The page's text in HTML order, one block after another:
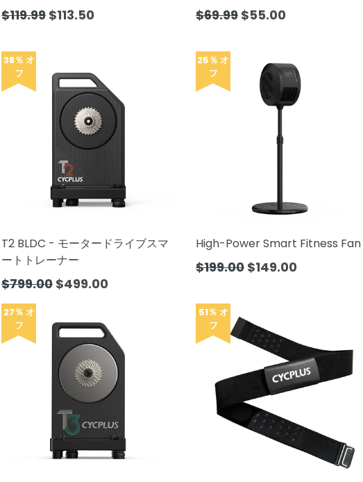
通
格
$119.99 $113.50
通
格
$69.99 $55.00
38％ オ
フ
T2 BLDC - モータードライブスマ
ートトレーナー
通
価
$799.00 $499.00
25％ オ
フ
High-Power Smart Fitness Fan
通
格
$199.00 $149.00
27％ オ
フ
51％ オ
フ